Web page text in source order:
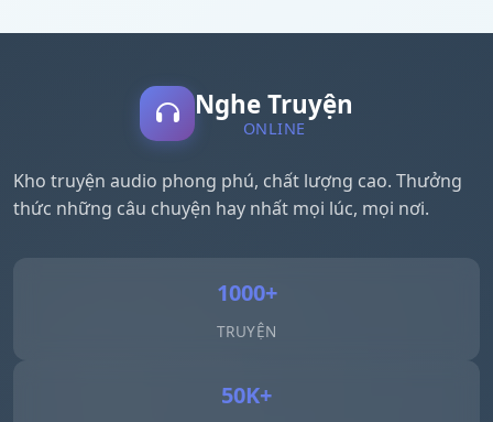
Nghe Truyện
ONLINE
Kho truyện audio phong phú, chất lượng cao. Thưởng
thức những câu chuyện hay nhất mọi lúc, mọi nơi.
1000+
TRUYỆN
50K+